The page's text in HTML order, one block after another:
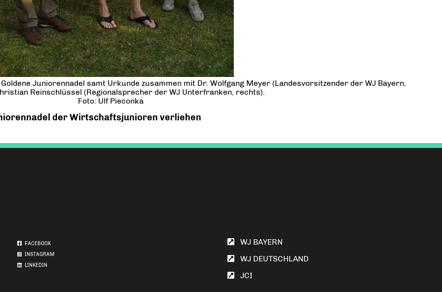
Juniorennadel samt Urkunde zusammen mit Dr. Wolfgang Meyer (Landesvorsitzender der WJ Bayern,
Reinschlüssel (Regionalsprecher der WJ Unterfranken, rechts).
Foto: Ulf Pieconka
der Wirtschaftsjunioren verliehen
FACEBOOK
INSTAGRAM
LINKEDIN
WJ BAYERN
WJ DEUTSCHLAND
JCI